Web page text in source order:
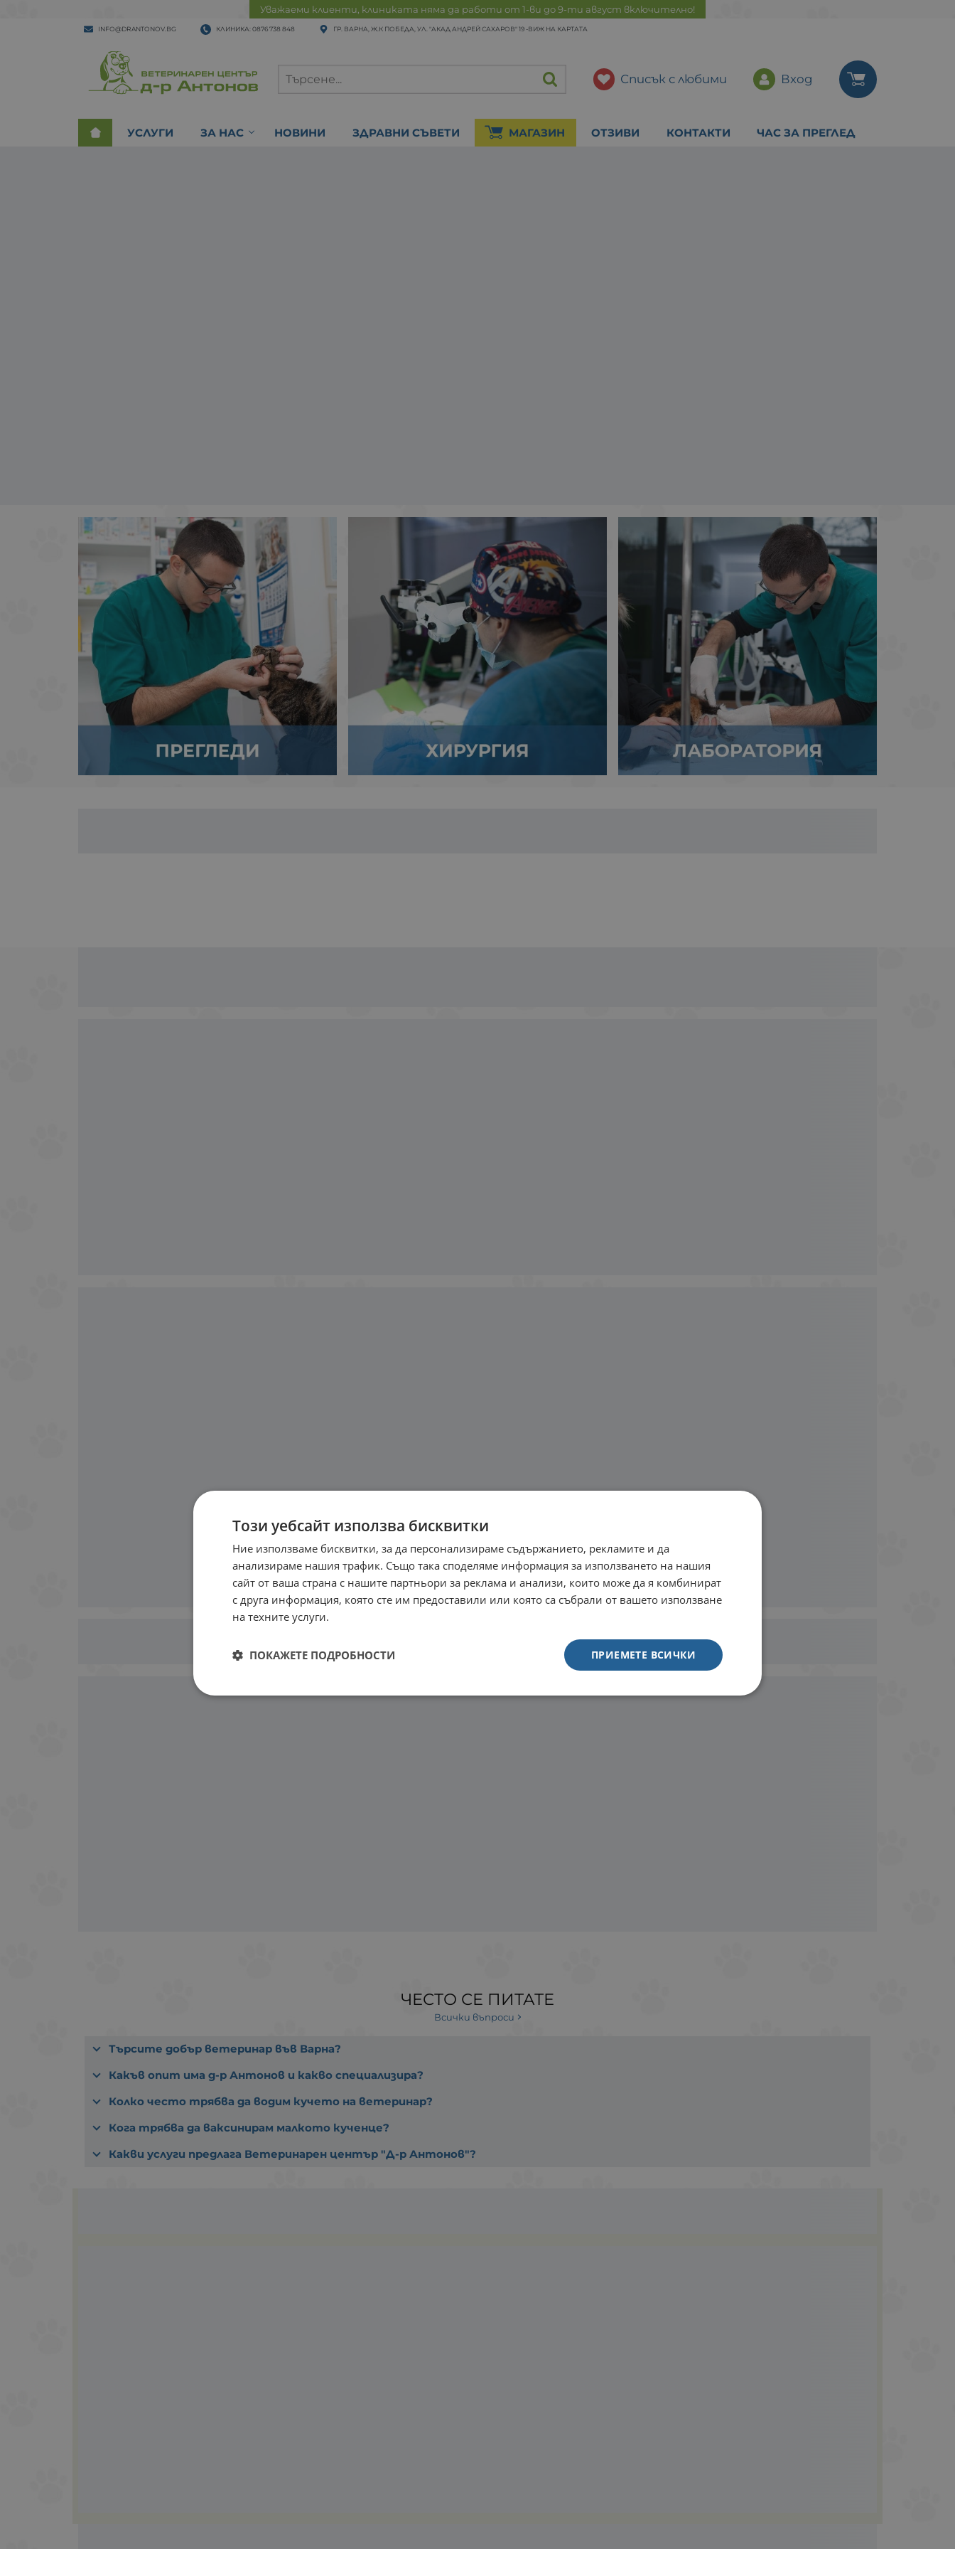
Уважаеми клиенти, клиниката няма да работи от 1-ви до 9-ти август включително!
INFO@DRANTONOV.BG КЛИНИКА: 0876 738 848 ГР. ВАРНА, Ж.К ПОБЕДА, УЛ. "АКАД АНДРЕЙ САХАРОВ" 19 -ВИЖ НА КАРТАТА
Списък с любими Вход
УСЛУГИ ЗА НАС НОВИНИ ЗДРАВНИ СЪВЕТИ МАГАЗИН ОТЗИВИ КОНТАКТИ ЧАС ЗА ПРЕГЛЕД
ЧЕСТО СЕ ПИТАТЕ
Всички въпроси
Търсите добър ветеринар във Варна?
Какъв опит има д-р Антонов и какво специализира?
Колко често трябва да водим кучето на ветеринар?
Кога трябва да ваксинирам малкото кученце?
Какви услуги предлага Ветеринарен център "Д-р Антонов"?
Този уебсайт използва бисквитки
Ние използваме бисквитки, за да персонализираме съдържанието, рекламите и да
анализираме нашия трафик. Също така споделяме информация за използването на нашия
сайт от ваша страна с нашите партньори за реклама и анализи, които може да я комбинират
с друга информация, която сте им предоставили или която са събрали от вашето използване
на техните услуги.
ПРИЕМЕТЕ ВСИЧКИ
ПОКАЖЕТЕ ПОДРОБНОСТИ